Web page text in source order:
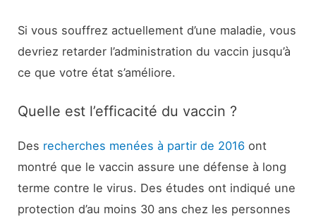
Si vous souffrez actuellement d’une maladie, vous
devriez retarder l’administration du vaccin jusqu’à
ce que votre état s’améliore.
Quelle est l’efficacité du vaccin ?
Des recherches menées à partir de 2016 ont
montré que le vaccin assure une défense à long
terme contre le virus. Des études ont indiqué une
protection d’au moins 30 ans chez les personnes